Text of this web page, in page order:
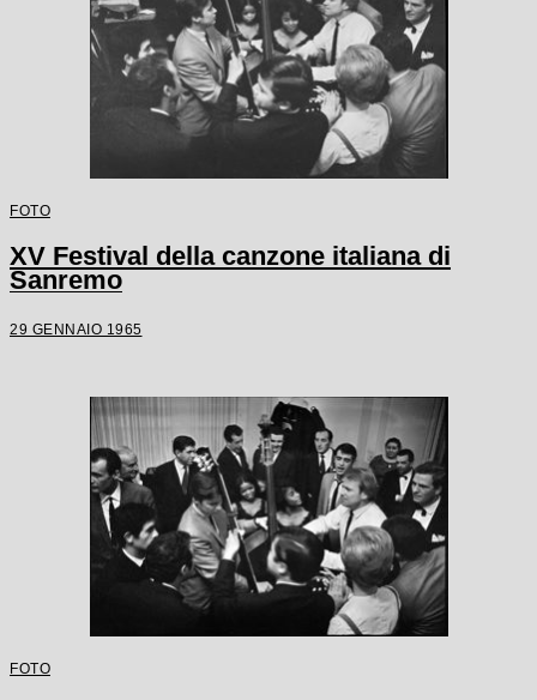
FOTO
XV Festival della canzone italiana di
Sanremo
29 GENNAIO 1965
FOTO